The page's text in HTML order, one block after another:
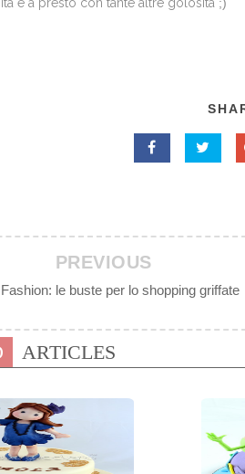
PREVIOUS
le buste per lo shopping griffate
ARTICLES